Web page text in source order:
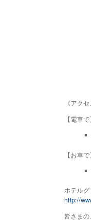
《アクセ
【電車で
【お車で
ホテル
http://
皆さま